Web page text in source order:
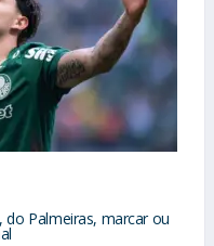
do Palmeiras, marcar ou